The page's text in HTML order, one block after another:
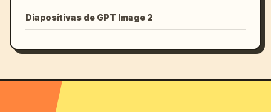
Diapositivas de GPT Image 2